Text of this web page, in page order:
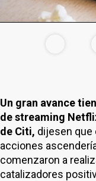
Un gran avance
de streaming
de Citi, dijesen que
acciones
comenzaron a
catalizadores